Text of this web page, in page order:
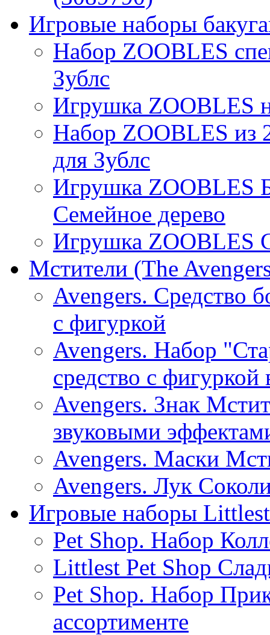
Игровые наборы
Набор ZOOBLES
Зублс
Игрушка ZOOBLES
Набор ZOOBLES из
для Зублс
Игрушка ZOOBLES
Семейное дерево
Игрушка ZOOBLES
Мстители (The
Avengers. Средство
с фигуркой
Avengers. Набор
средство с фигуркой
Avengers. Знак
звуковыми
Avengers. Маски
Avengers. Лук
Игровые наборы
Pet Shop. Набор
Littlest Pet Shop
Pet Shop. Набор
ассортименте